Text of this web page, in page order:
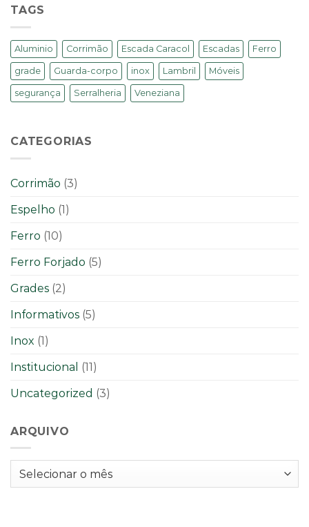
TAGS
Aluminio Corrimão Escada Caracol Escadas Ferro
grade Guarda-corpo inox Lambril Móveis
segurança Serralheria Veneziana
CATEGORIAS
Corrimão (3)
Espelho (1)
Ferro (10)
Ferro Forjado (5)
Grades (2)
Informativos (5)
Inox (1)
Institucional
(11)
Uncategorized (3)
ARQUIVO
Arquivo